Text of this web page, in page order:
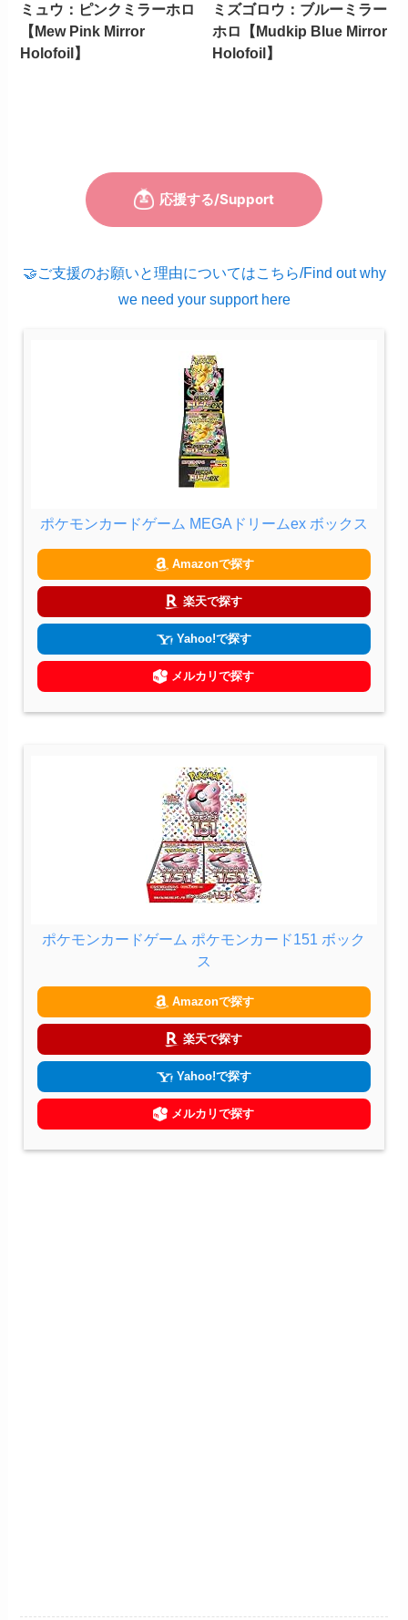
ミュウ：ピンクミラーホロ
【Mew Pink Mirror
Holofoil】
ミズゴロウ：ブルーミラー
ホロ【Mudkip Blue Mirror
Holofoil】
🤝ご支援のお願いと理由についてはこちら/Find out why
we need your support here
ポケモンカードゲーム MEGAドリームex ボックス
Amazonで探す
楽天で探す
Yahoo!で探す
メルカリで探す
ポケモンカードゲーム ポケモンカード151 ボック
ス
Amazonで探す
楽天で探す
Yahoo!で探す
メルカリで探す